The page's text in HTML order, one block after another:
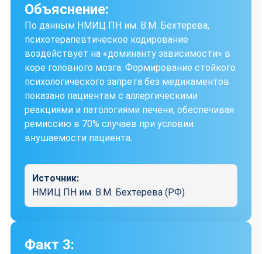
Объяснение:
По данным НМИЦ ПН им. В.М. Бехтерева,
психотерапевтическое кодирование
воздействует на «доминанту зависимости» в
коре головного мозга. Формирование стойкого
психологического запрета без медикаментов
показано пациентам с аллергическими
реакциями и патологиями печени, обеспечивая
ремиссию в 70% случаев при условии
внушаемости пациента.
Источник:
НМИЦ ПН им. В.М. Бехтерева (РФ)
Факт 3: